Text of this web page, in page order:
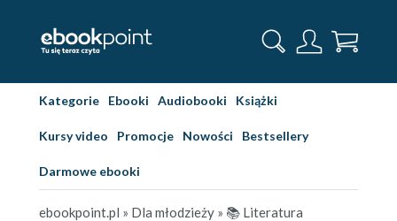
Kategorie Ebooki Audiobooki Książki
Kursy video Promocje Nowości Bestsellery
Darmowe ebooki
ebookpoint.pl » Dla młodzieży » 📚 Literatura